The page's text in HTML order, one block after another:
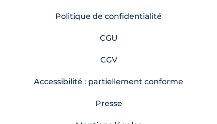
Politique de confidentialité
CGU
CGV
Accessibilité : partiellement conforme
Presse